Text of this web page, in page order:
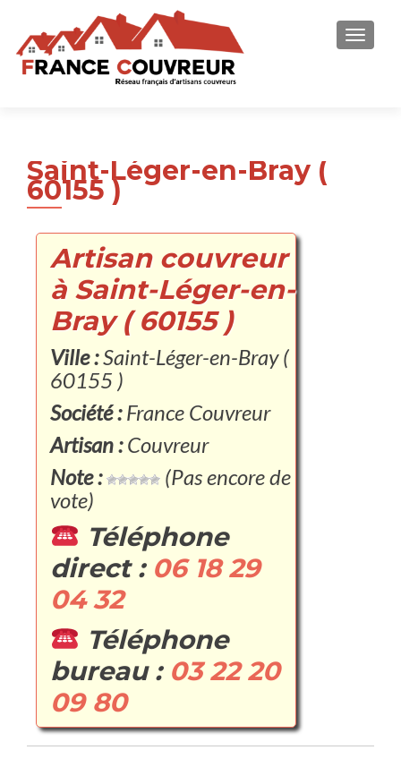
Saint-Léger-en-Bray (
60155 )
Artisan couvreur
à Saint-Léger-en-
Bray ( 60155 )
Ville :Saint-Léger-en-Bray (
60155 )
Société :France Couvreur
Artisan :Couvreur
Note :
(Pas encore de
vote)
Téléphone
direct : 06 18 29
04 32
Téléphone
bureau : 03 22 20
09 80